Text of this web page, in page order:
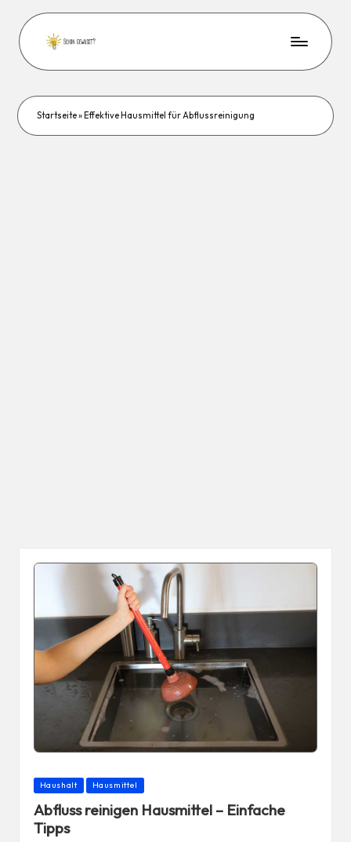
Startseite» Effektive Hausmittel für Abflussreinigung
Posted
Haushalt Hausmittel
Abfluss reinigen Hausmittel – Einfache
Tipps